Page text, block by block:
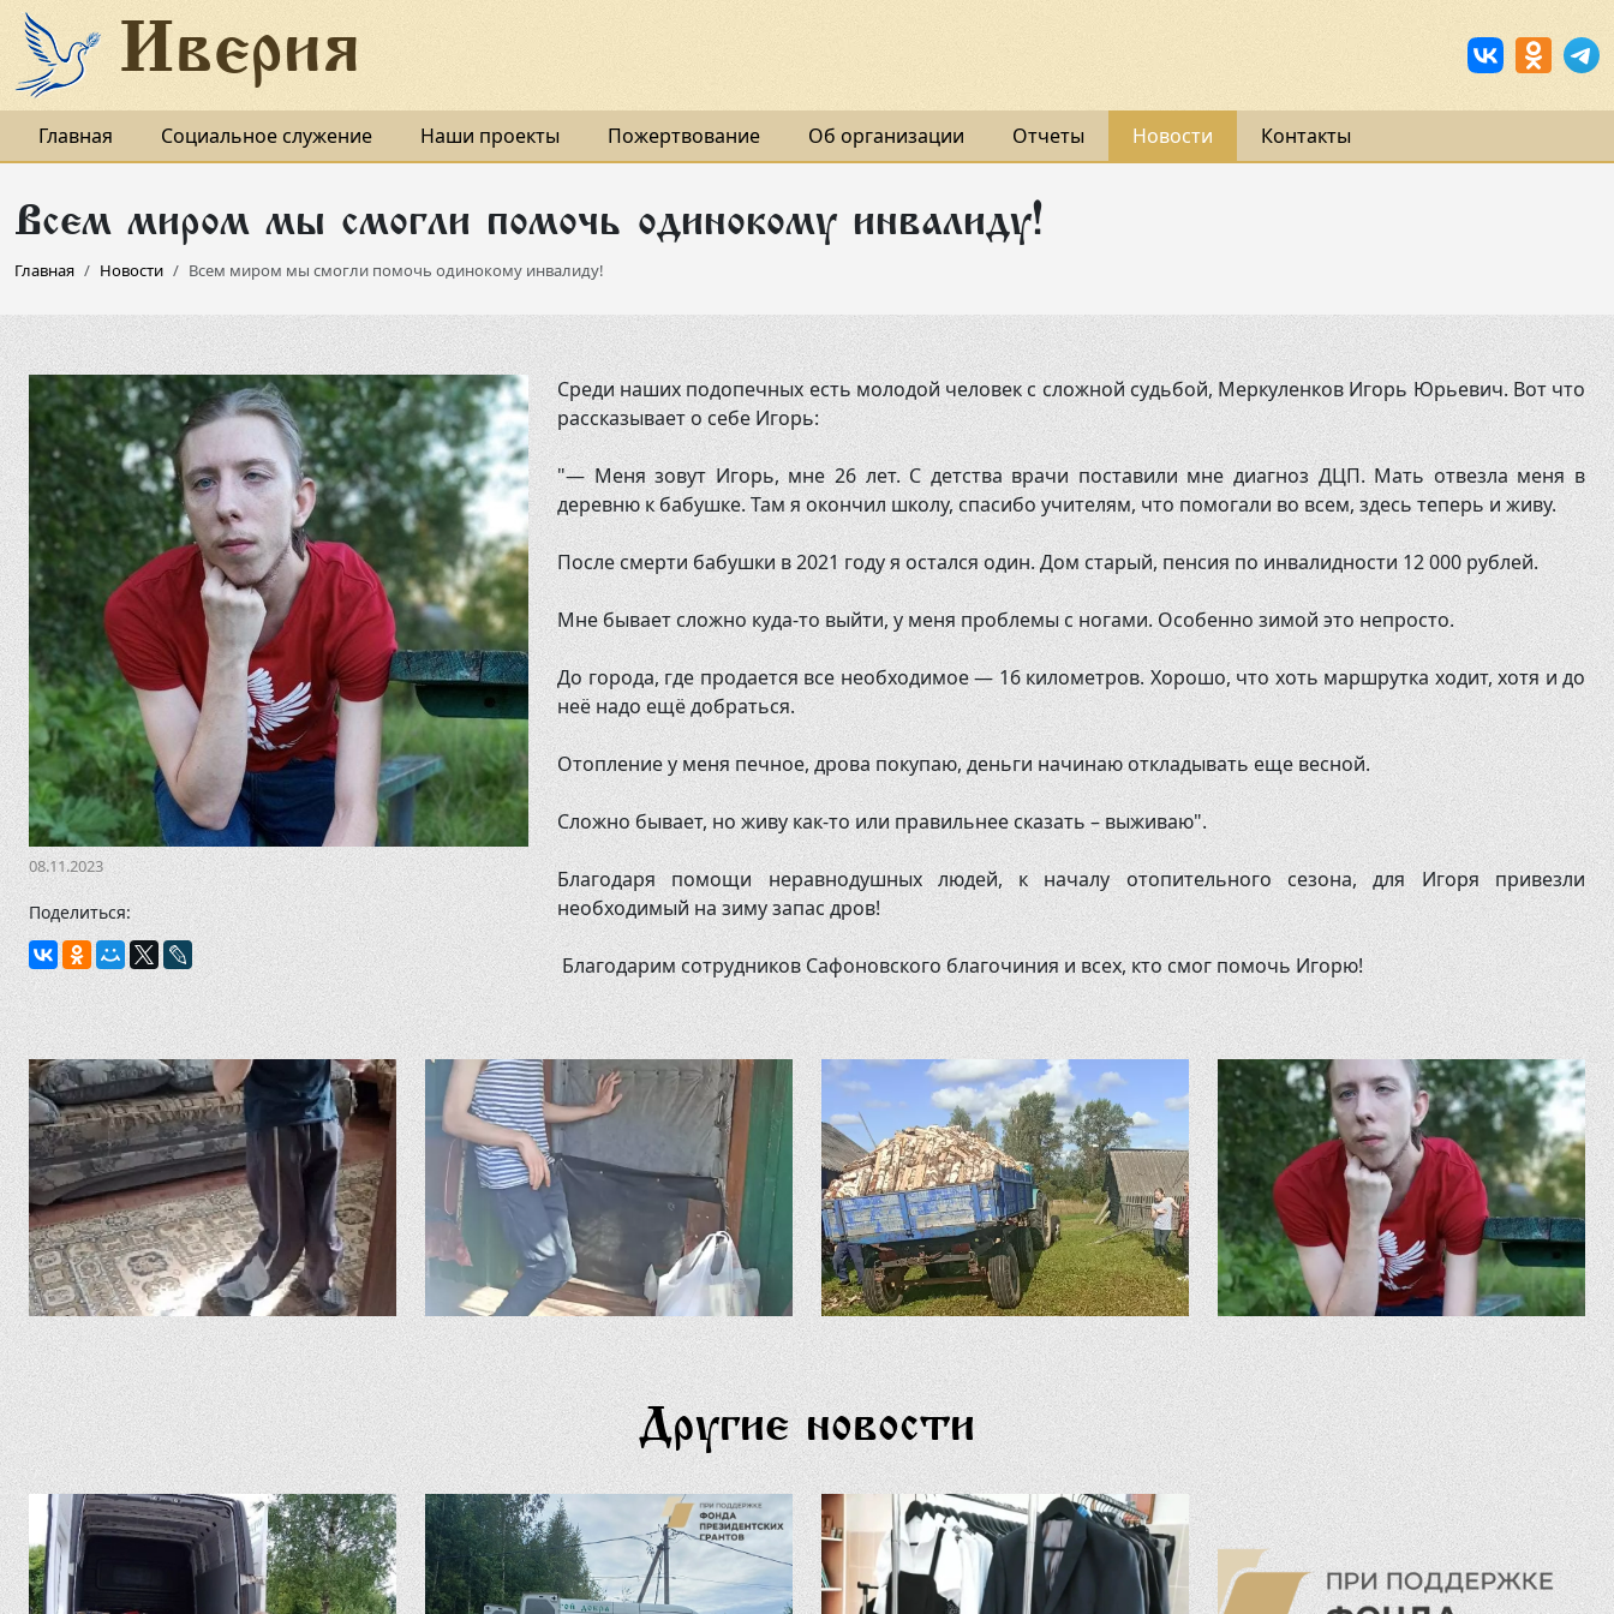
Иверия
Главная Социальное служение Наши проекты Пожертвование Об организации Отчеты Новости Контакты
Всем миром мы смогли помочь одинокому инвалиду!
Главная Новости Всем миром мы смогли помочь одинокому инвалиду!
08.11.2023
Поделиться:
Среди наших подопечных есть молодой человек с сложной судьбой, Меркуленков Игорь Юрьевич. Вот что
рассказывает о себе Игорь:
"— Меня зовут Игорь, мне 26 лет. С детства врачи поставили мне диагноз ДЦП. Мать отвезла меня в
деревню к бабушке. Там я окончил школу, спасибо учителям, что помогали во всем, здесь теперь и живу.
После смерти бабушки в 2021 году я остался один. Дом старый, пенсия по инвалидности 12 000 рублей.
Мне бывает сложно куда-то выйти, у меня проблемы с ногами. Особенно зимой это непросто.
До города, где продается все необходимое — 16 километров. Хорошо, что хоть маршрутка ходит, хотя и до
неё надо ещё добраться.
Отопление у меня печное, дрова покупаю, деньги начинаю откладывать еще весной.
Сложно бывает, но живу как-то или правильнее сказать – выживаю".
Благодаря помощи неравнодушных людей, к началу отопительного сезона, для Игоря привезли
необходимый на зиму запас дров!
Благодарим сотрудников Сафоновского благочиния и всех, кто смог помочь Игорю!
Другие новости